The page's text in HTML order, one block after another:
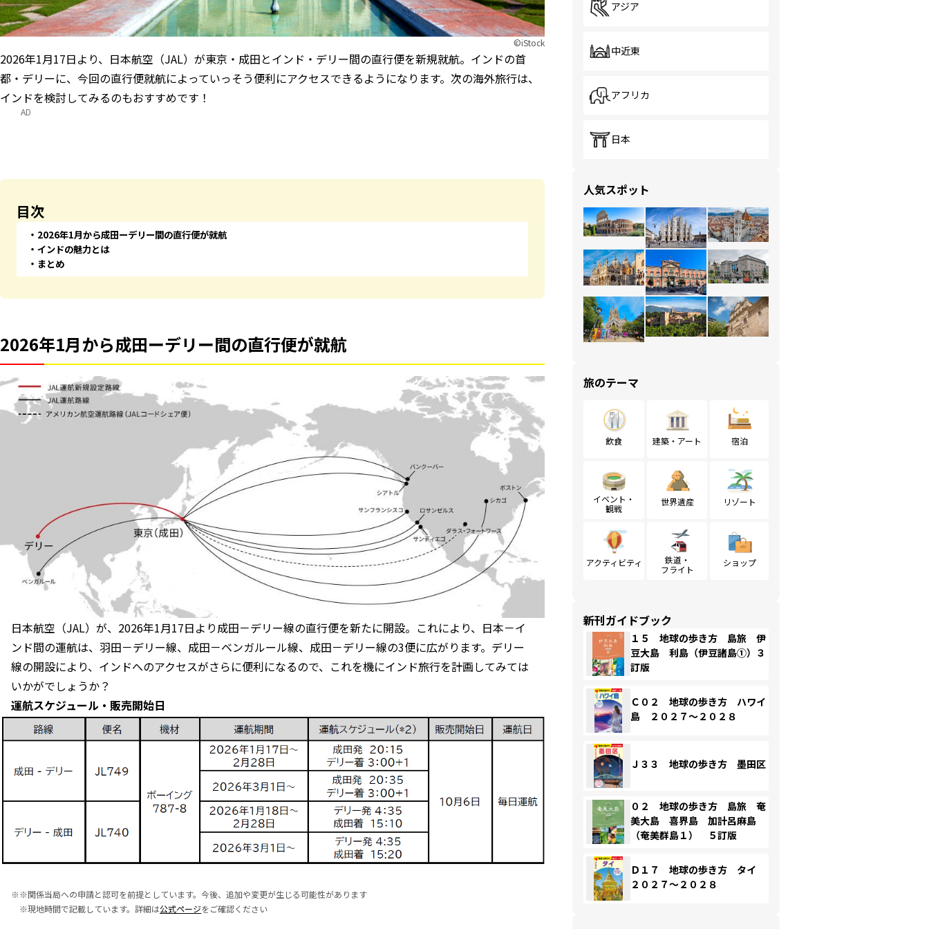
©iStock
2026年1月17日より、日本航空（JAL）が東京・成田とインド・デリー間の直行便を新規就航。インドの首
都・デリーに、今回の直行便就航によっていっそう便利にアクセスできるようになります。次の海外旅行は、
インドを検討してみるのもおすすめです！
AD
目次
2026年1月から成田ーデリー間の直行便が就航
インドの魅力とは
まとめ
2026年1月から成田ーデリー間の直行便が就航
日本航空（JAL）が、2026年1月17日より成田－デリー線の直行便を新たに開設。これにより、日本－イ
ンド間の運航は、羽田－デリー線、成田－ベンガルール線、成田－デリー線の3便に広がります。デリー
線の開設により、インドへのアクセスがさらに便利になるので、これを機にインド旅行を計画してみては
いかがでしょうか？
運航スケジュール・販売開始日
※※関係当局への申請と認可を前提としています。今後、追加や変更が生じる可能性があります
※現地時間で記載しています。詳細は公式ページをご確認ください
アジア
中近東
アフリカ
日本
人気スポット
旅のテーマ
飲食 建築・アート 宿泊
イベント・
観戦
世界遺産 リゾート
アクティビティ
鉄道・
フライト
ショップ
新刊ガイドブック
１５ 地球の歩き方 島旅 伊
豆大島 利島（伊豆諸島①）３
訂版
Ｃ０２ 地球の歩き方 ハワイ
島 ２０２７～２０２８
Ｊ３３ 地球の歩き方 墨田区
０２ 地球の歩き方 島旅 奄
美大島 喜界島 加計呂麻島
（奄美群島１） ５訂版
Ｄ１７ 地球の歩き方 タイ
２０２７～２０２８